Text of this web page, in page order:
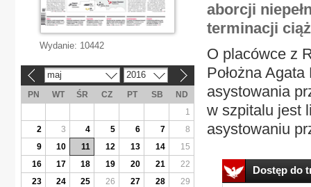
aborcji
terminacji
O placówce z
Położna
asystowania
w szpitalu jest
asystowaniu
Dostęp do
Wydanie: 10442
maj 2016
PN WT ŚR CZ PT SB
ND
1
2
3 4 5 6 7
8
9
10 11 12 13 14
15
16
17 18 19 20 21
22
23
24 25 26 27 28
29